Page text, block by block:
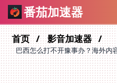
番茄加速器
首页 影音加速器
巴西怎么打不开豫事办？海外内